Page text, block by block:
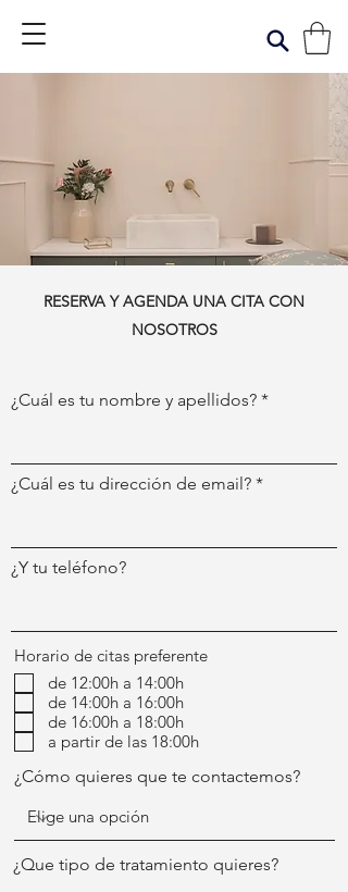
RESERVA Y AGENDA UNA CITA CON
NOSOTROS
¿Cuál es tu nombre y apellidos?
¿Cuál es tu dirección de email?
¿Y tu teléfono?
Horario de citas preferente
de 12:00h a 14:00h
de 14:00h a 16:00h
de 16:00h a 18:00h
a partir de las 18:00h
¿Cómo quieres que te contactemos?
¿Que tipo de tratamiento quieres?